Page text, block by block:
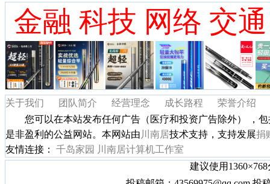
金融 科技 网络 交
关于我们 团队简介 经营理念 成长路程
荣誉介绍
您可以在本站发布任何广告（医疗和投资广告除外） ，包
是非盈利的公益网站。本网站由 川南居技术支持，支持发展捐
友情连接： 千岛家园 川南居计算机工作室
建议使用